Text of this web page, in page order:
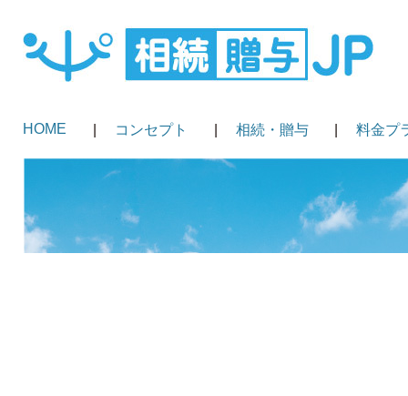
HOME コンセプト 相続・贈与 料金プ